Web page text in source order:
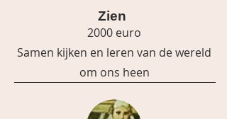
Zien
2000 euro
Samen kijken en leren van de wereld
om ons heen